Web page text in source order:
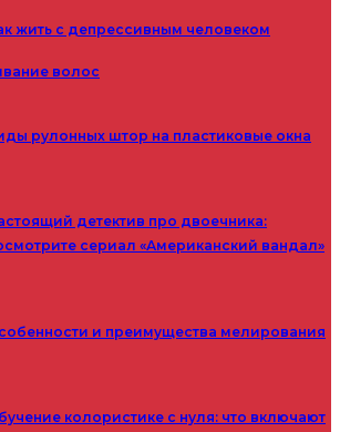
жить с депрессивным человеком
волос
рулонных штор на пластиковые окна
детектив про двоечника:
сериал «Американский вандал»
и преимущества мелирования
колористике с нуля: что включают